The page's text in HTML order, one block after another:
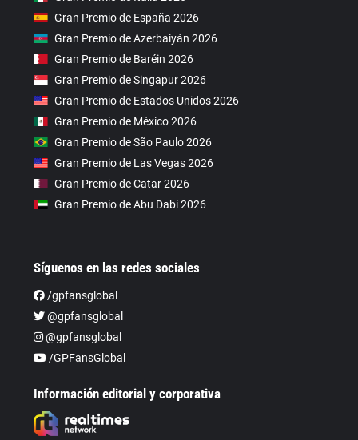
Gran Premio de España 2026
Gran Premio de Azerbaiyán 2026
Gran Premio de Baréin 2026
Gran Premio de Singapur 2026
Gran Premio de Estados Unidos 2026
Gran Premio de México 2026
Gran Premio de São Paulo 2026
Gran Premio de Las Vegas 2026
Gran Premio de Catar 2026
Gran Premio de Abu Dabi 2026
Síguenos en las redes sociales
/gpfansglobal
@gpfansglobal
@gpfansglobal
/GPFansGlobal
Información editorial y corporativa